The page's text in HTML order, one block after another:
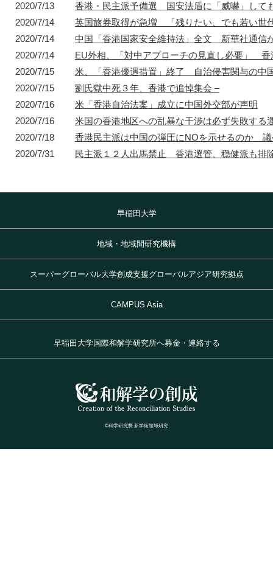
2020/7/13
香港・民主派予備選 国安法盾に「威嚇」して
2020/7/14
英国旅券取得が急増 「残りたい、でも若い世
2020/7/14
中国「香港国家安全維持法」全文 新華社通信
2020/7/14
EU外相、「対中アプローチの見直し必要」 香
2020/7/15
米、「香港優遇措置」終了 自治侵害関与の中
2020/7/15
劉氏獄中死３年、香港で追悼集会 –
2020/7/16
米「香港自治法案」成立に中国外交部が声明
2020/7/16
米国の香港地区への乱暴な干渉は必ず失敗する
2020/7/18
香港民主派は中国の弾圧にNOを示せるのか
2020/7/31
民主派１２人出馬禁止 香港選管、穏健派も排
早稲田大学
地域・地域間研究機構
スーパーグローバル大学創成支援グローバルアジア研究拠点
CAMPUS Asia
早稲田大学国際和解学研究所へ募金・連絡する
©科学研究費 新学術領域研究